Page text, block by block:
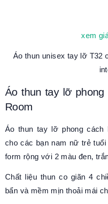
xem
Áo thun unisex tay lỡ T32
Áo thun tay lỡphong
Room
Áo thun tay lỡphong cách
cho các bạn nam nữ trẻ
form rộng với 2 màu đen,
Chất liệu thun co giãn 4
bẩn và mềm mịn thoải mái